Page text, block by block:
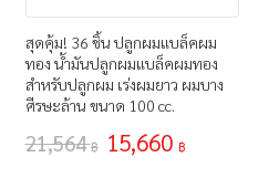
สุดคุ้ม! 36 ชิ้น ปลูกผมแบล็คผม
ทอง น้ำมันปลูกผมแบล็คผมทอง
สำหรับปลูกผม เร่งผมยาว ผมบาง
ศีรษะล้าน ขนาด 100 cc.
21,564฿ 15,660 ฿